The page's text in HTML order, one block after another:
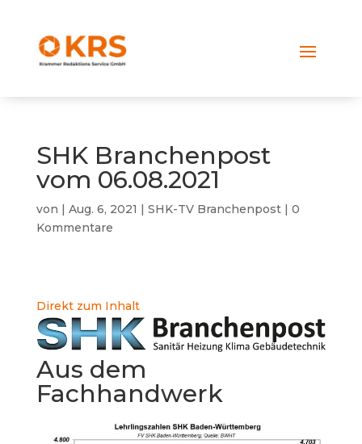
SHK Branchenpost
vom 06.08.2021
von | Aug. 6, 2021 | SHK-TV Branchenpost| 0
Kommentare
Direkt zum Inhalt
Aus dem
Fachhandwerk